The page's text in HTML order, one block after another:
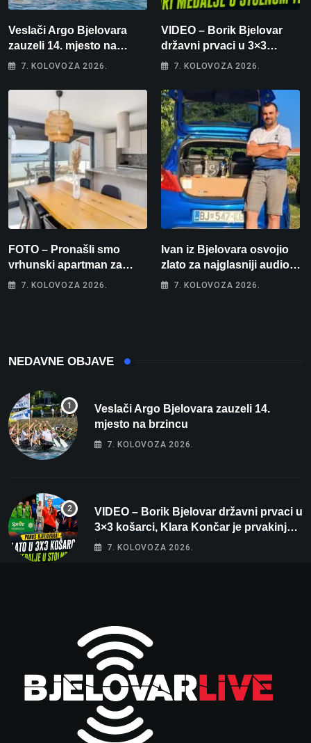
Veslači Argo Bjelovara
zauzeli 14. mjesto na
brzincu
7. KOLOVOZA 2026.
VIDEO – Borik Bjelovar
državni prvaci u 3×3
košarci, Klara Končar je
stolnom tenisu!
7. KOLOVOZA 2026.
FOTO – Pronašli smo
vrhunski apartman za
odmor: Pogled na more, tri
7. KOLOVOZA 2026.
Ivan iz Bjelovara osvojio
zlato za najglasniji audio
sustav i srušio osobni
7. KOLOVOZA 2026.
NEDAVNE OBJAVE
Veslači Argo Bjelovara zauzeli 14.
mjesto na brzincu
7. KOLOVOZA 2026.
VIDEO – Borik Bjelovar državni prvaci u
3×3 košarci, Klara Končar je prvakinja
Hrvatske u stolnom tenisu!
7. KOLOVOZA 2026.